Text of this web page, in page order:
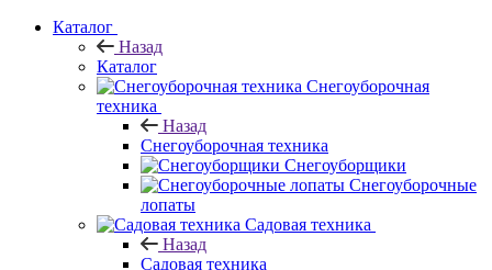
Каталог
Назад
Каталог
Снегоуборочная
техника
Назад
Снегоуборочная техника
Снегоуборщики
Снегоуборочные
лопаты
Садовая техника
Назад
Садовая техника